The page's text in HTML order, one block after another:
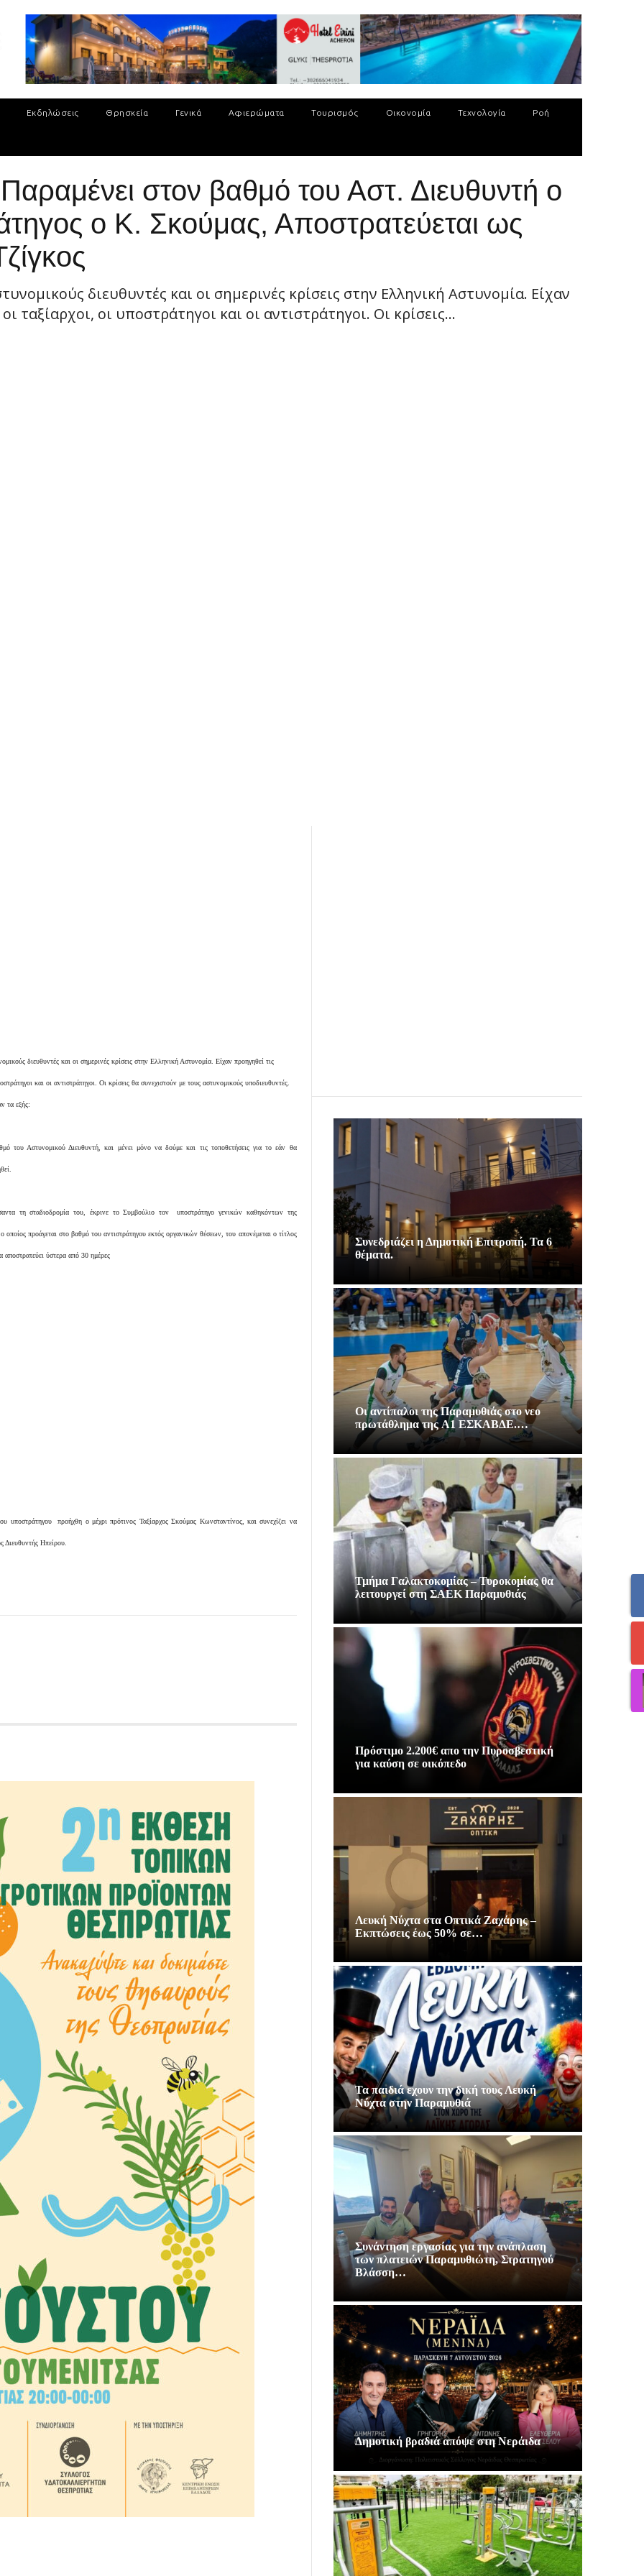
Εκδηλώσεις Θρησκεία Γενικά Αφιερώματα Τουρισμός Οικονομία Τεχνολογία Ροή
στον βαθμό του Αστ. Διευθυντή ο
ο Κ. Σκούμας, Αποστρατεύεται ως
διευθυντές και οι σημερινές κρίσεις στην Ελληνική Αστυνομία. Είχαν
ταξίαρχοι, οι υποστράτηγοι και οι αντιστράτηγοι. Οι κρίσεις...
διευθυντές και οι σημερινές κρίσεις στην Ελληνική Αστυνομία. Είχαν προηγηθεί τις
και οι αντιστράτηγοι. Οι κρίσεις θα συνεχιστούν με τους αστυνομικούς υποδιευθυντές.
τα εξής:
του Αστυνομικού Διευθυντή, και μένει μόνο να δούμε και τις τοποθετήσεις για το εάν θα
τη σταδιοδρομία του, έκρινε το Συμβούλιο τον υποστράτηγο γενικών καθηκόντων της
οποίος προάγεται στο βαθμό του αντιστράτηγου εκτός οργανικών θέσεων, του απονέμεται ο τίτλος
αποστρατεύει ύστερα από 30 ημέρες
υποστράτηγου προήχθη ο μέχρι πρότινος Ταξίαρχος Σκούμας Κωνσταντίνος, και συνεχίζει να
Διευθυντής Ηπείρου.
Συνεδριάζει η Δημοτική Επιτροπή. Τα 6
θέματα.
Οι αντίπαλοι της Παραμυθιάς στο νεο
πρωτάθλημα της A1 ΕΣΚΑΒΔΕ.…
Τμήμα Γαλακτοκομίας – Τυροκομίας θα
λειτουργεί στη ΣΑΕΚ Παραμυθιάς
Πρόστιμο 2.200€ απο την Πυροσβεστική
για καύση σε οικόπεδο
Λευκή Νύχτα στα Οπτικά Ζαχάρης –
Εκπτώσεις έως 50% σε…
Τα παιδιά εχουν την δική τους Λευκή
Νύχτα στην Παραμυθιά
Συνάντηση εργασίας για την ανάπλαση
των πλατειών Παραμυθιώτη, Στρατηγού
Βλάσση…
Δημοτική βραδιά απόψε στη Νεράιδα